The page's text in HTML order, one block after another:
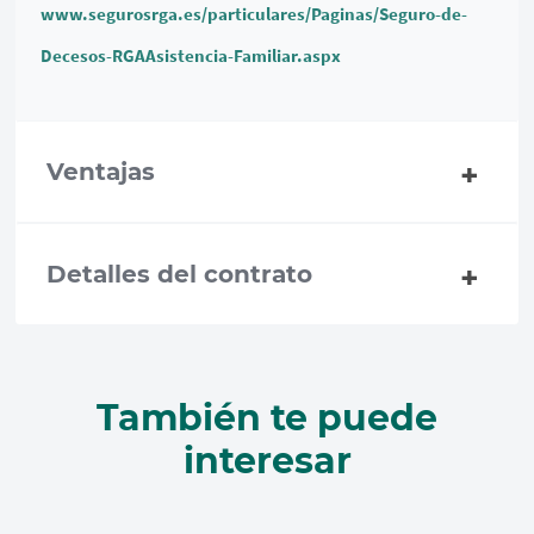
www.segurosrga.es/particulares/Paginas/Seguro-de-
Decesos-RGAAsistencia-Familiar.aspx
Ventajas
Detalles del contrato
También te puede
interesar